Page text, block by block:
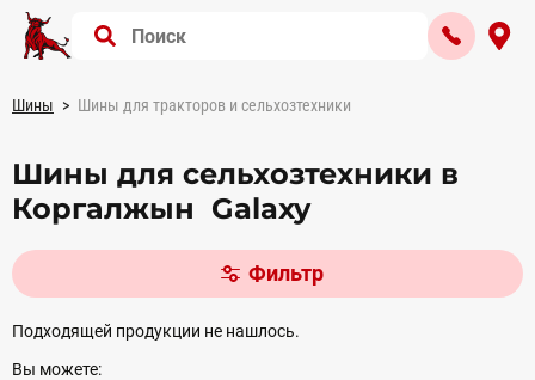
Шины Шины для тракторов и сельхозтехники
Шины для сельхозтехники в
Коргалжын Galaxy
Фильтр
Подходящей продукции не нашлось.
Вы можете: